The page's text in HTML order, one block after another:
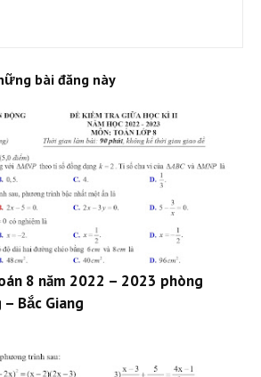
bài đăng này
8 năm 2022 – 2023 phòng
Bắc Giang